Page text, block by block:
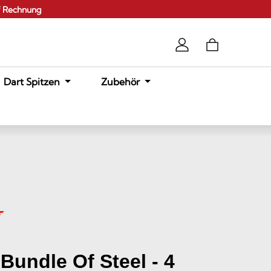
Dart Spitzen Zubehör
Of Steel - 4